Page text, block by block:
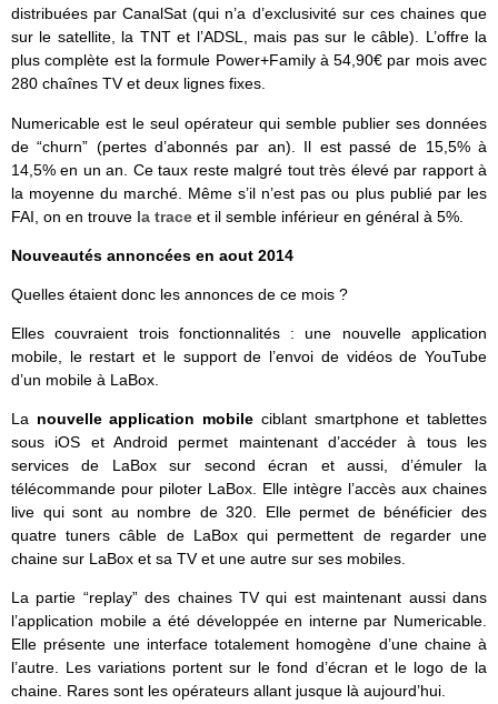
distribuées par CanalSat (qui n’a d’exclusivité sur ces chaines que
sur le satellite, la TNT et l’ADSL, mais pas sur le câble). L’offre la
plus complète est la formule Power+Family à 54,90€ par mois avec
280 chaînes TV et deux lignes fixes.
Numericable est le seul opérateur qui semble publier ses données
de “churn” (pertes d’abonnés par an). Il est passé de 15,5% à
14,5% en un an. Ce taux reste malgré tout très élevé par rapport à
la moyenne du marché. Même s’il n’est pas ou plus publié par les
FAI, on en trouve la trace et il semble inférieur en général à 5%.
Nouveautés annoncées en aout 2014
Quelles étaient donc les annonces de ce mois ?
Elles couvraient trois fonctionnalités : une nouvelle application
mobile, le restart et le support de l’envoi de vidéos de YouTube
d’un mobile à LaBox.
La nouvelle application mobile ciblant smartphone et tablettes
sous iOS et Android permet maintenant d’accéder à tous les
services de LaBox sur second écran et aussi, d’émuler la
télécommande pour piloter LaBox. Elle intègre l’accès aux chaines
live qui sont au nombre de 320. Elle permet de bénéficier des
quatre tuners câble de LaBox qui permettent de regarder une
chaine sur LaBox et sa TV et une autre sur ses mobiles.
La partie “replay” des chaines TV qui est maintenant aussi dans
l’application mobile a été développée en interne par Numericable.
Elle présente une interface totalement homogène d’une chaine à
l’autre. Les variations portent sur le fond d’écran et le logo de la
chaine. Rares sont les opérateurs allant jusque là aujourd’hui.